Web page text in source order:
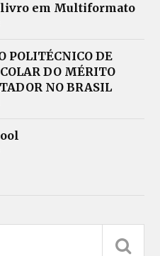
livro em Multiformato
POLITÉCNICO DE
DO MÉRITO
NO BRASIL